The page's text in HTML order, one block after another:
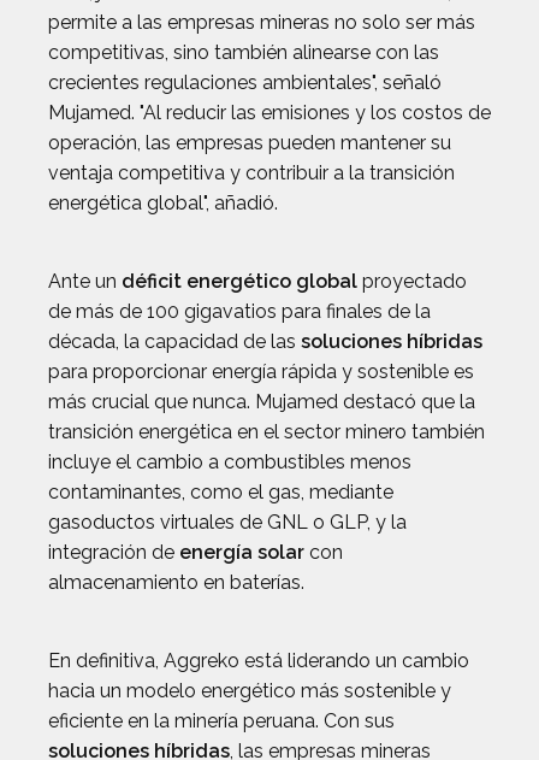
permite a las empresas mineras no solo ser más
competitivas, sino también alinearse con las
crecientes regulaciones ambientales", señaló
Mujamed. "Al reducir las emisiones y los costos de
operación, las empresas pueden mantener su
ventaja competitiva y contribuir a la transición
energética global", añadió.
Ante un déficit energético global proyectado
de más de 100 gigavatios para finales de la
década, la capacidad de las soluciones híbridas
para proporcionar energía rápida y sostenible es
más crucial que nunca. Mujamed destacó que la
transición energética en el sector minero también
incluye el cambio a combustibles menos
contaminantes, como el gas, mediante
gasoductos virtuales de GNL o GLP, y la
integración de energía solar con
almacenamiento en baterías.
En definitiva, Aggreko está liderando un cambio
hacia un modelo energético más sostenible y
eficiente en la minería peruana. Con sus
soluciones híbridas, las empresas mineras